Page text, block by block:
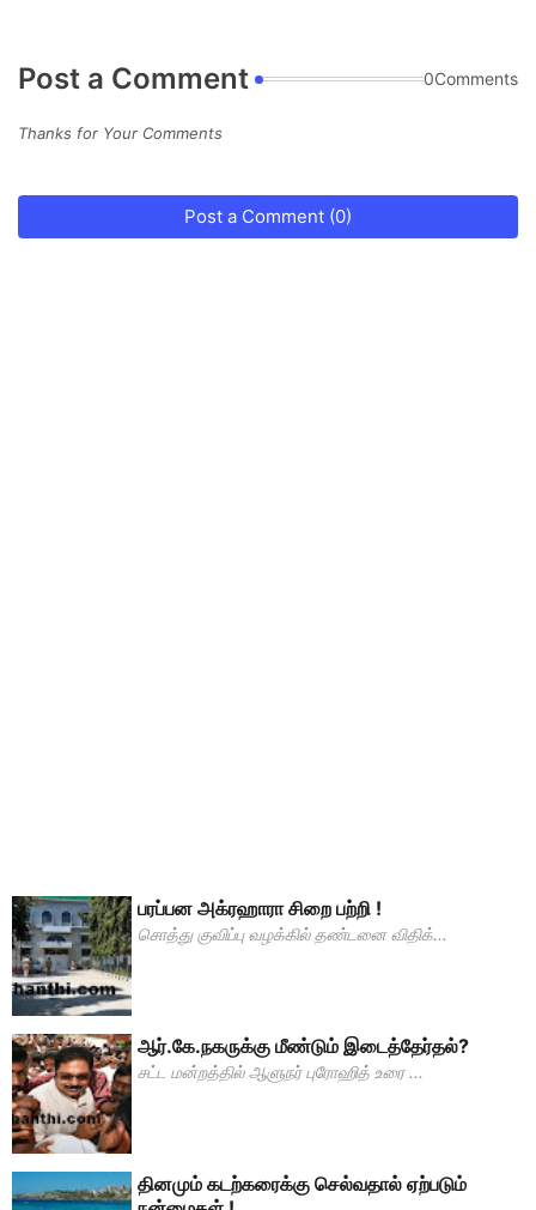
Post a Comment 0Comments
Thanks for Your Comments
Post a Comment (0)
பரப்பன அக்ரஹாரா சிறை பற்றி !
சொத்து குவிப்பு வழக்கில் தண்டனை விதிக்...
ஆர்.கே.நகருக்கு மீண்டும் இடைத்தேர்தல்?
சட்ட மன்றத்தில் ஆளுநர் புரோஹித் உரை ...
தினமும் கடற்கரைக்கு செல்வதால் ஏற்படும்